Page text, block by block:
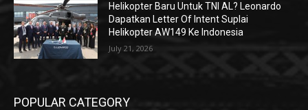
Helikopter Baru Untuk TNI AL? Leonardo
Dapatkan Letter Of Intent Suplai
Helikopter AW149 Ke Indonesia
July 21, 2026
POPULAR CATEGORY